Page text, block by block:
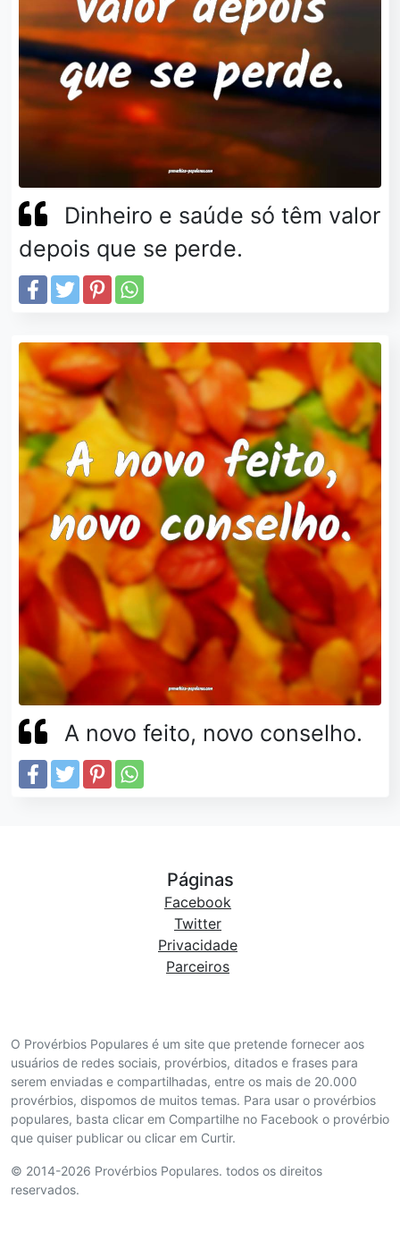
Dinheiro e saúde só têm valor
depois que se perde.
A novo feito, novo conselho.
O Provérbios Populares é um site que pretende fornecer aos
usuários de redes sociais, provérbios, ditados e frases para
serem enviadas e compartilhadas, entre os mais de 20.000
provérbios, dispomos de muitos temas. Para usar o provérbios
populares, basta clicar em Compartilhe no Facebook o provérbio
que quiser publicar ou clicar em Curtir.
© 2014-2026 Provérbios Populares. todos os direitos
reservados.
Páginas
Facebook
Twitter
Privacidade
Parceiros